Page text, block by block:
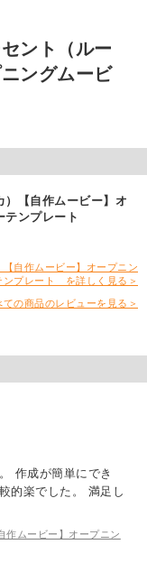
ント（ルー
ングムービ
）【自作ムービー】オ
テンプレート
自作ムービー】オープニン
ンプレート を詳しく見る＞
ての商品のレビューを見る＞
作成が簡単にでき
的楽でした。 満足し
作ムービー】オープニン